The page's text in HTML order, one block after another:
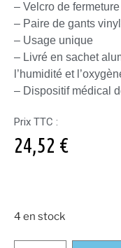
– Velcro de
– Paire de gants
– Usage unique
– Livré en sachet
l’humidité et
– Dispositif médical
Prix TTC :
24,52 €
4 en stock